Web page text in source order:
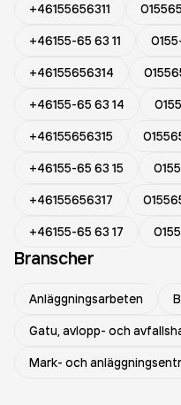
+46155656311
+46155-65 63 11
+46155656314
+46155-65 63 14
+46155656315
+46155-65 63 15
+46155656317
+46155-65 63 17
Branscher
Anläggningsarbeten
Gatu, avlopp- och
Mark- och